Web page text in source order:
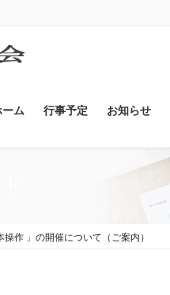
ーム 行事予定 お知らせ
作 」の開催について（ご案内）